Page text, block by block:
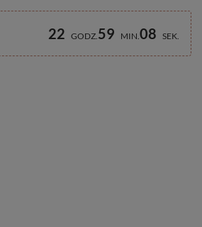
22 GODZ59 MIN07 SEK